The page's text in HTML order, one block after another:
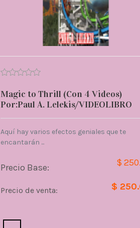
Magic to Thrill (Con 4 Videos)
Por:Paul A. Lelekis/VIDEOLIBRO
Aquí hay varios efectos geniales que te
encantarán ...
Precio Base: $
Precio de venta: $